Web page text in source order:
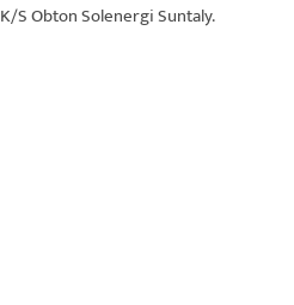
K/S Obton Solenergi Suntaly.